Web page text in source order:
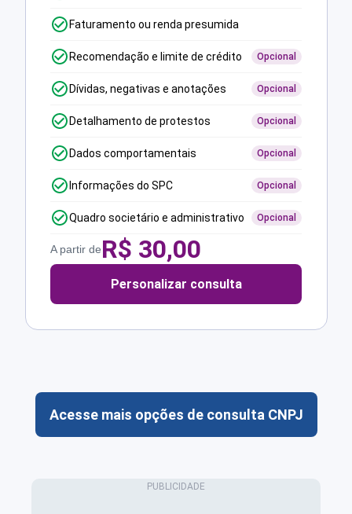
Faturamento ou renda presumida
Recomendação e limite de crédito Opcional
Dívidas, negativas e anotações Opcional
Detalhamento de protestos Opcional
Dados comportamentais Opcional
Informações do SPC Opcional
Quadro societário e administrativo Opcional
A partir deR$ 30,00
Personalizar consulta
Acesse mais opções de consulta CNPJ